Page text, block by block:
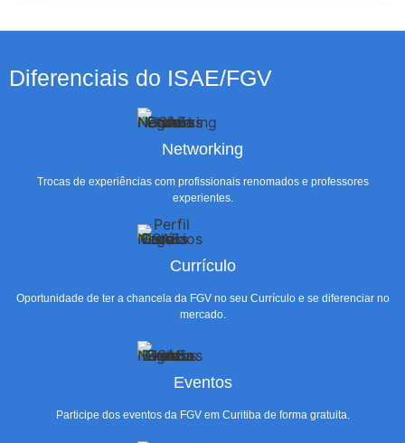
Diferenciais do ISAE/FGV
Networking
Trocas de experiências com profissionais renomados e professores
experientes.
Currículo
Oportunidade de ter a chancela da FGV no seu Currículo e se diferenciar no
mercado.
Eventos
Participe dos eventos da FGV em Curitiba de forma gratuita.